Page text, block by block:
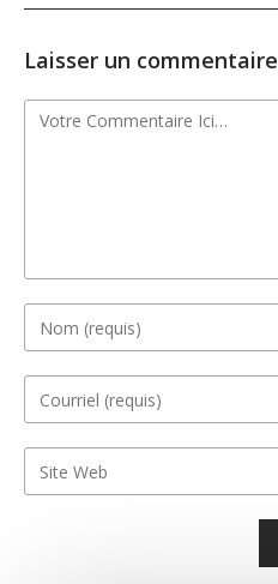
Laisser un commentaire